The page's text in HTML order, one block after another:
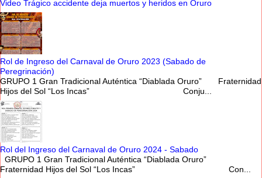
Video Trágico accidente deja muertos y heridos en Oruro
Rol de Ingreso del Carnaval de Oruro 2023 (Sabado de
Peregrinación)
GRUPO 1 Gran Tradicional Auténtica “Diablada Oruro” Fraternidad
Hijos del Sol “Los Incas” Conju...
Rol del Ingreso del Carnaval de Oruro 2024 - Sabado
GRUPO 1 Gran Tradicional Auténtica “Diablada Oruro”
Fraternidad Hijos del Sol “Los Incas” Con...